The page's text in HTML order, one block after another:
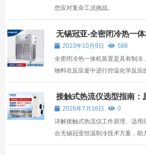
您应对复杂工况挑战。
无锡冠亚-全密闭冷热一
2023年10月9日
588
全密闭冷热一体机装置是具有制冷
物料在反应釜中进行控温化学反应
冷热一体机装置伴随着反应器放热
控制温度均匀的保持在一定的温度
反应器使用的。 全密闭冷热一体机
300 ℃，...
接触式热流仪选型指南：
与无锡冠亚恒温制冷技术
2026年7月16日
0
详解接触式热流仪工作原理、适用
合无锡冠亚恒温制冷技术方案，助